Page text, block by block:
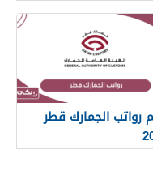
رواتب الجمارك قطر